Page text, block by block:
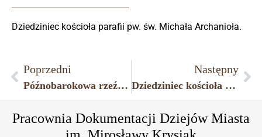
Dziedziniec kościoła parafii pw. św. Michała Archanioła.
Poprzedni
Późnobarokowa rzeźba św. Jana Nepomucena na wschodniej ścianie dawnego Klasztoru Zakonu OO. Karmelitów Trzewiczkowych przy ulicy Płockiej, rok 2007.
Następny
Dziedziniec kościoła parafii pw. św. Michała Archanioła.
Pracownia Dokumentacji Dziejów Miasta